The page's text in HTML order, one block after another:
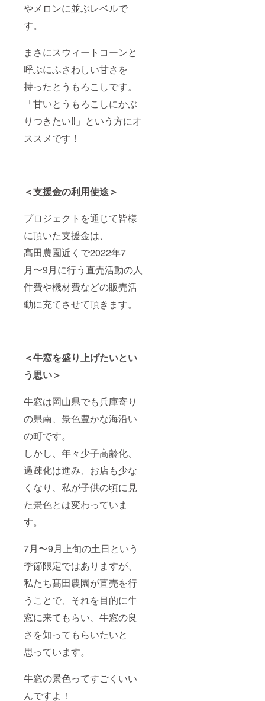
やメロンに並ぶレベルで
す。
まさにスウィートコーンと
呼ぶにふさわしい甘さを
持ったとうもろこしです。
「甘いとうもろこしにかぶ
りつきたい‼︎」という方にオ
ススメです！
＜支援金の利用使途＞
プロジェクトを通じて皆様
に頂いた支援金は、
髙田農園近くで2022年7
月〜9月に行う直売活動の人
件費や機材費などの販売活
動に充てさせて頂きます。
＜牛窓を盛り上げたいとい
う思い＞
牛窓は岡山県でも兵庫寄り
の県南、景色豊かな海沿い
の町です。
しかし、年々少子高齢化、
過疎化は進み、お店も少な
くなり、私が子供の頃に見
た景色とは変わっていま
す。
7月〜9月上旬の土日という
季節限定ではありますが、
私たち髙田農園が直売を行
うことで、それを目的に牛
窓に来てもらい、牛窓の良
さを知ってもらいたいと
思っています。
牛窓の景色ってすごくいい
んですよ！